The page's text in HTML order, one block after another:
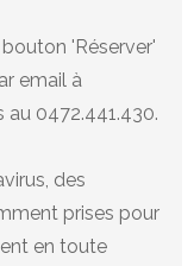
'Réserver'
email à
au 0472.441.430.
des
prises pour
en toute